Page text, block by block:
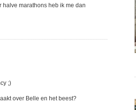
halve marathons heb ik me dan
;)
over Belle en het beest?